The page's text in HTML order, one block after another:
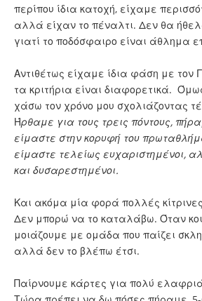
περίπου ίδια κατοχή, είχαμε
αλλά είχαν το πέναλτι. Δεν θα
γιατί το ποδόσφαιρο είναι άθλημα
Αντιθέτως είχαμε ίδια φάση με τον
τα κριτήρια είναι διαφορετικά.
χάσω τον χρόνο μου σχολιάζοντας
Ήρθαμε για τους τρεις πόντους,
είμαστε στην κορυφή του
είμαστε τελείως ευχαριστημένοι,
και δυσαρεστημένοι.
Και ακόμα μία φορά πολλές
Δεν μπορώ να το καταλάβω. Όταν
μοιάζουμε με ομάδα που παίζει
αλλά δεν το βλέπω έτσι.
Παίρνουμε κάρτες για πολύ